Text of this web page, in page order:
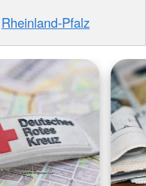
Rheinland-Pfalz